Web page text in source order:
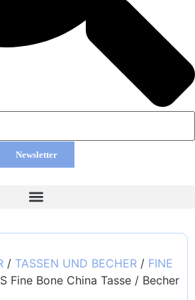
Newsletter
/ TASSEN UND BECHER / FINE
Fine Bone China Tasse / Becher